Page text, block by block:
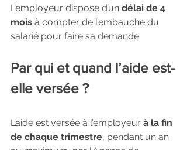
L’employeur dispose d’un délai de 4
mois à compter de l’embauche du
salarié pour faire sa demande.
Par qui et quand l’aide est-
elle versée ?
L’aide est versée à l’employeur à la fin
de chaque trimestre, pendant un an